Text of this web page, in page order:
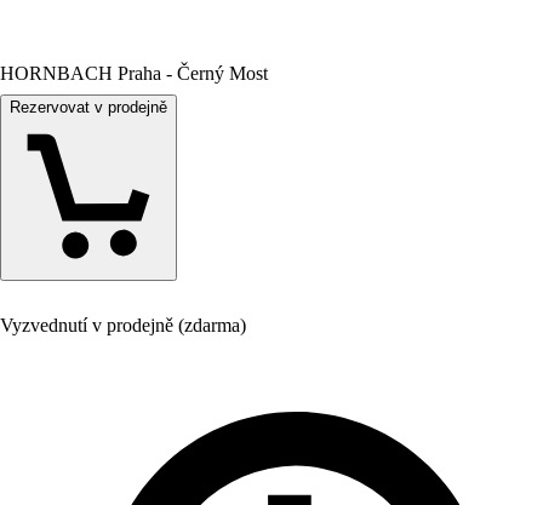
HORNBACH Praha - Černý Most
Rezervovat v prodejně
Vyzvednutí v prodejně (zdarma)